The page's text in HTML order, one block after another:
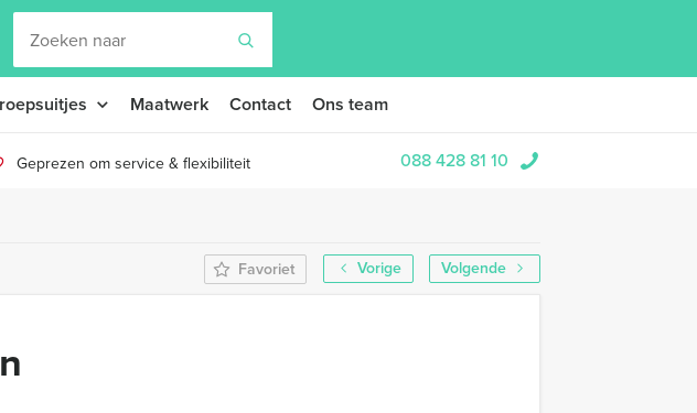
Maatwerk Contact Ons team
Geprezen om service & flexibiliteit 088 428 81 10
Vorige
Volgende
Favoriet